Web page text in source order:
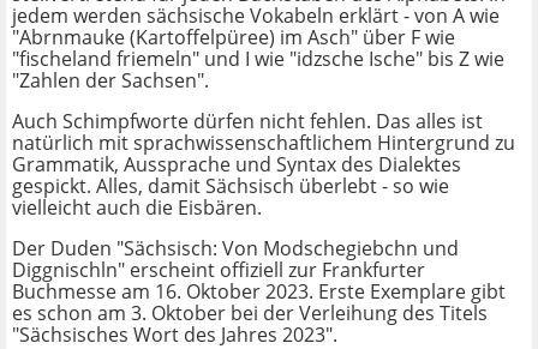
jedem werden sächsische Vokabeln erklärt - von A wie
"Abrnmauke (Kartoffelpüree) im Asch" über F wie
"fischeland friemeln" und I wie "idzsche Ische" bis Z wie
"Zahlen der Sachsen".
Auch Schimpfworte dürfen nicht fehlen. Das alles ist
natürlich mit sprachwissenschaftlichem Hintergrund zu
Grammatik, Aussprache und Syntax des Dialektes
gespickt. Alles, damit Sächsisch überlebt - so wie
vielleicht auch die Eisbären.
Der Duden "Sächsisch: Von Modschegiebchn und
Diggnischln" erscheint offiziell zur Frankfurter
Buchmesse am 16. Oktober 2023. Erste Exemplare gibt
es schon am 3. Oktober bei der Verleihung des Titels
"Sächsisches Wort des Jahres 2023".